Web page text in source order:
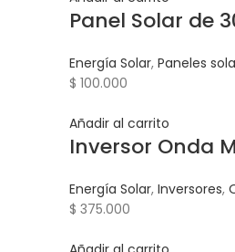
Panel Solar de
Energía Solar, Paneles
$ 100.000
Añadir al carrito
Inversor Onda
Energía Solar, Inversores,
$ 375.000